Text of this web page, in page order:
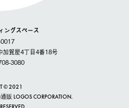
ングスペース
加賀屋4丁目4番18号
3080
© 2021
LOGOS CORPORATION.